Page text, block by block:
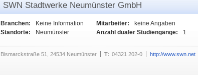
SWN Stadtwerke Neumünster GmbH
Branchen:
Keine Information
Standorte:
Neumünster
Mitarbeiter:
keine Angaben
Anzahl dualer Studiengänge:
1
Bismarckstraße 51, 24534 Neumünster T: 04321 202-0 http://www.swn.net